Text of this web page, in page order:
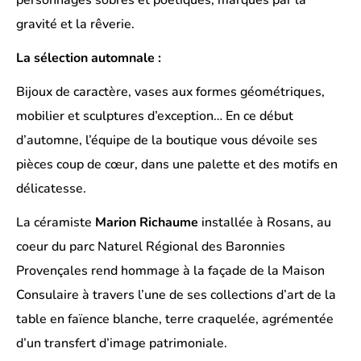
gravité et la rêverie.
La sélection automnale :
Bijoux de caractère, vases aux formes géométriques,
mobilier et sculptures d’exception… En ce début
d’automne, l’équipe de la boutique vous dévoile ses
pièces coup de cœur, dans une palette et des motifs en
délicatesse.
La céramiste Marion Richaume installée à Rosans, au
coeur du parc Naturel Régional des Baronnies
Provençales rend hommage à la façade de la Maison
Consulaire à travers l’une de ses collections d’art de la
table en faïence blanche, terre craquelée, agrémentée
d’un transfert d’image patrimoniale.